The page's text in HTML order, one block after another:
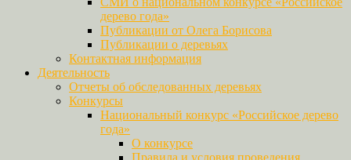
дерево года»
Публикации от Олега Борисова
Публикации о деревьях
Контактная информация
Деятельность
Отчеты об обследованных деревьях
Конкурсы
Национальный конкурс «Российское дерево
года»
О конкурсе
Правила и условия проведения